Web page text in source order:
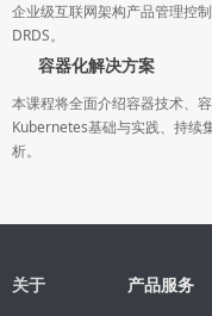
企业级互联网架构产品管理控
DRDS。
本课程将全面介绍容器技术、
Kubernetes基础与实践、持续
析。
容器化解决方案
关于 产品服务